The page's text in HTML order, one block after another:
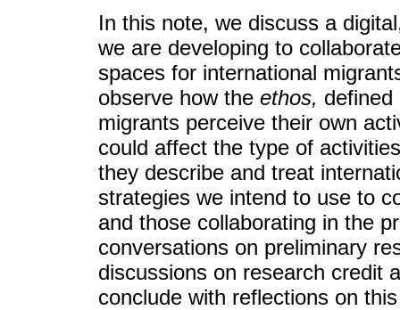
In this note, we discuss a
we are developing to
spaces for international
observe how the ethos,
migrants perceive their own
could affect the type of
they describe and treat
strategies we intend to use to
and those collaborating in the
conversations on preliminary
discussions on research credit
conclude with reflections on